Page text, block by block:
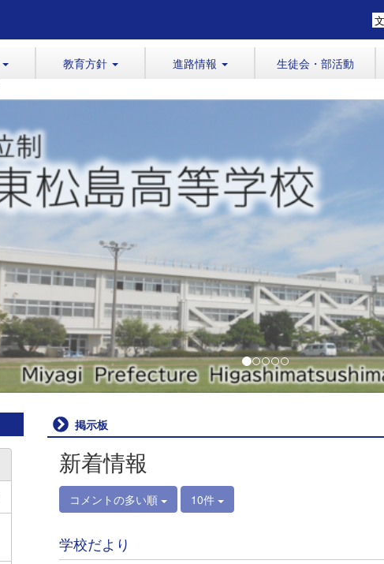
教育方針 進路情報 生徒会・部活動
掲示板
新着情報
コメントの多い順 10件
学校だより